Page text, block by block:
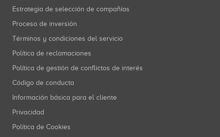
Estrategia de selección de compañías
Proceso de inversión
Términos y condiciones del servicio
Política de reclamaciones
Política de gestión de conflictos de interés
Código de conducta
Información básica para el cliente
Privacidad
Política de Cookies